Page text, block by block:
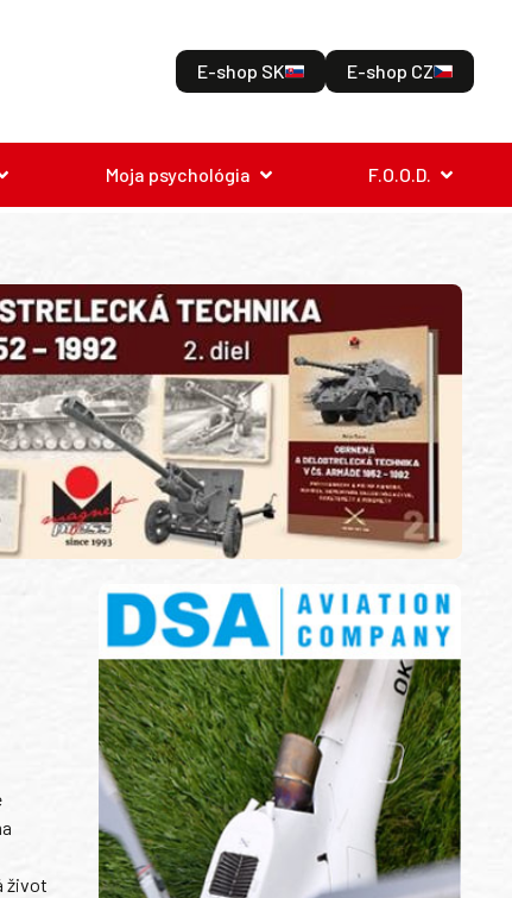
E-shop SK E-shop CZ
Moja psychológia F.O.O.D.
život